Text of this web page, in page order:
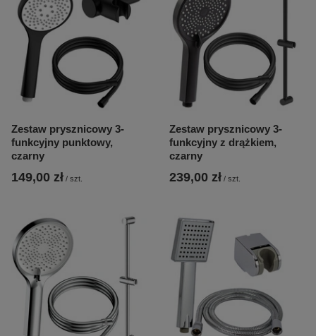
Zestaw prysznicowy 3-
funkcyjny punktowy,
czarny
149,00 zł / szt.
Zestaw prysznicowy 3-
funkcyjny z drążkiem,
czarny
239,00 zł / szt.